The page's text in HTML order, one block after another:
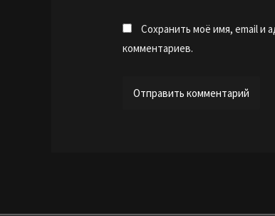
Сохранить моё имя, email и
комментариев.